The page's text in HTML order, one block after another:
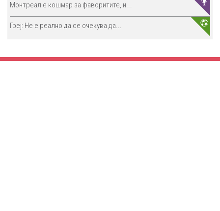
Монтреал е кошмар за фаворитите, и...
Греј: Не е реално да се очекува да...